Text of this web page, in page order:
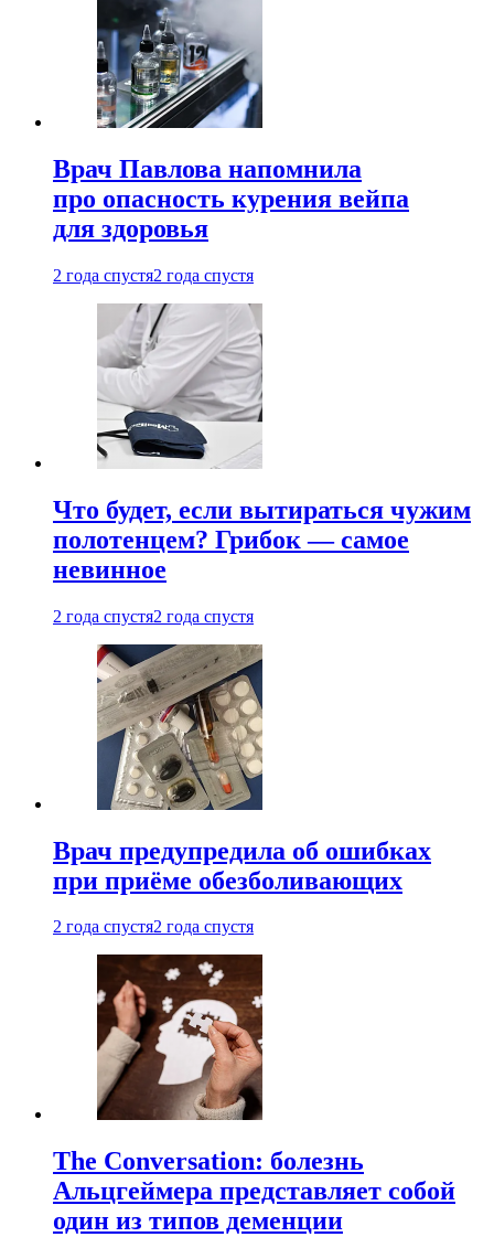
Врач Павлова напомнила
про опасность курения вейпа
для здоровья
2 года спустя2 года спустя
Что будет, если вытираться чужим
полотенцем? Грибок — самое
невинное
2 года спустя2 года спустя
Врач предупредила об ошибках
при приëме обезболивающих
2 года спустя2 года спустя
The Conversation: болезнь
Альцгеймера представляет собой
один из типов деменции